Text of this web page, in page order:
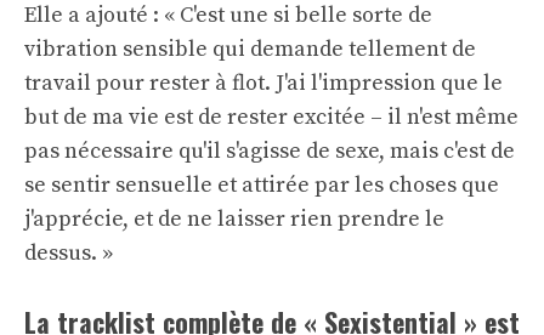
Elle a ajouté : « C'est une si belle sorte de
vibration sensible qui demande tellement de
travail pour rester à flot. J'ai l'impression que le
but de ma vie est de rester excitée – il n'est même
pas nécessaire qu'il s'agisse de sexe, mais c'est de
se sentir sensuelle et attirée par les choses que
j'apprécie, et de ne laisser rien prendre le
dessus. »
La tracklist complète de « Sexistential » est